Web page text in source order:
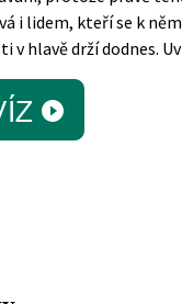
i lidem, kteří se k
v hlavě drží dodnes.